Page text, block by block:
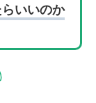
いいのか